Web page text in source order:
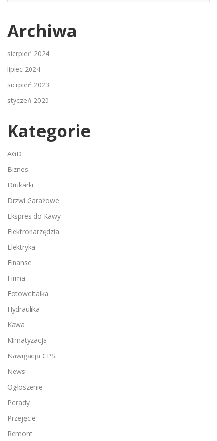
Archiwa
sierpień 2024
lipiec 2024
sierpień 2023
styczeń 2020
Kategorie
AGD
Biznes
Drukarki
Drzwi Garażowe
Ekspres do Kawy
Elektronarzędzia
Elektryka
Finanse
Firma
Fotowoltaika
Hydraulika
Kawa
Klimatyzacja
Nawigacja GPS
News
Ogłoszenie
Porady
Przejęcie
Remont